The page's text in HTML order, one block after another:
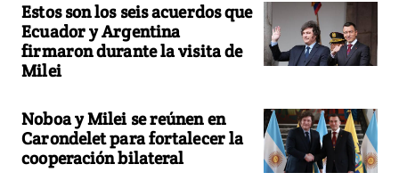
Estos son los seis acuerdos que
Ecuador y Argentina
firmaron durante la visita de
Milei
Noboa y Milei se reúnen en
Carondelet para fortalecer la
cooperación bilateral